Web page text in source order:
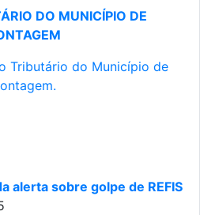
DO MUNICÍPIO DE
Tributário do Município de
alerta sobre golpe de REFIS